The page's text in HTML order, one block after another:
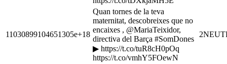
11030899104651305e+18
Quan tornes de la teva
maternitat, descobreixes que no
encaixes , @MariaTeixidor,
directiva del Barça #SomDones
▶ https://t.co/tuR8cH0pOq
https://t.co/vmhY5FOewN
2